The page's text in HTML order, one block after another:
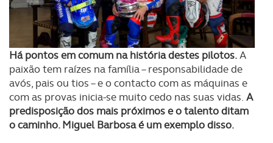
Há pontos em comum na história destes pilotos.A
paixão tem raízes na família – responsabilidade de
avós, pais ou tios – e o contacto com as máquinas e
com as provas inicia-se muito cedo nas suas vidas. A
predisposição dos mais próximos e o talento ditam
o caminho. Miguel Barbosa é um exemplo disso.